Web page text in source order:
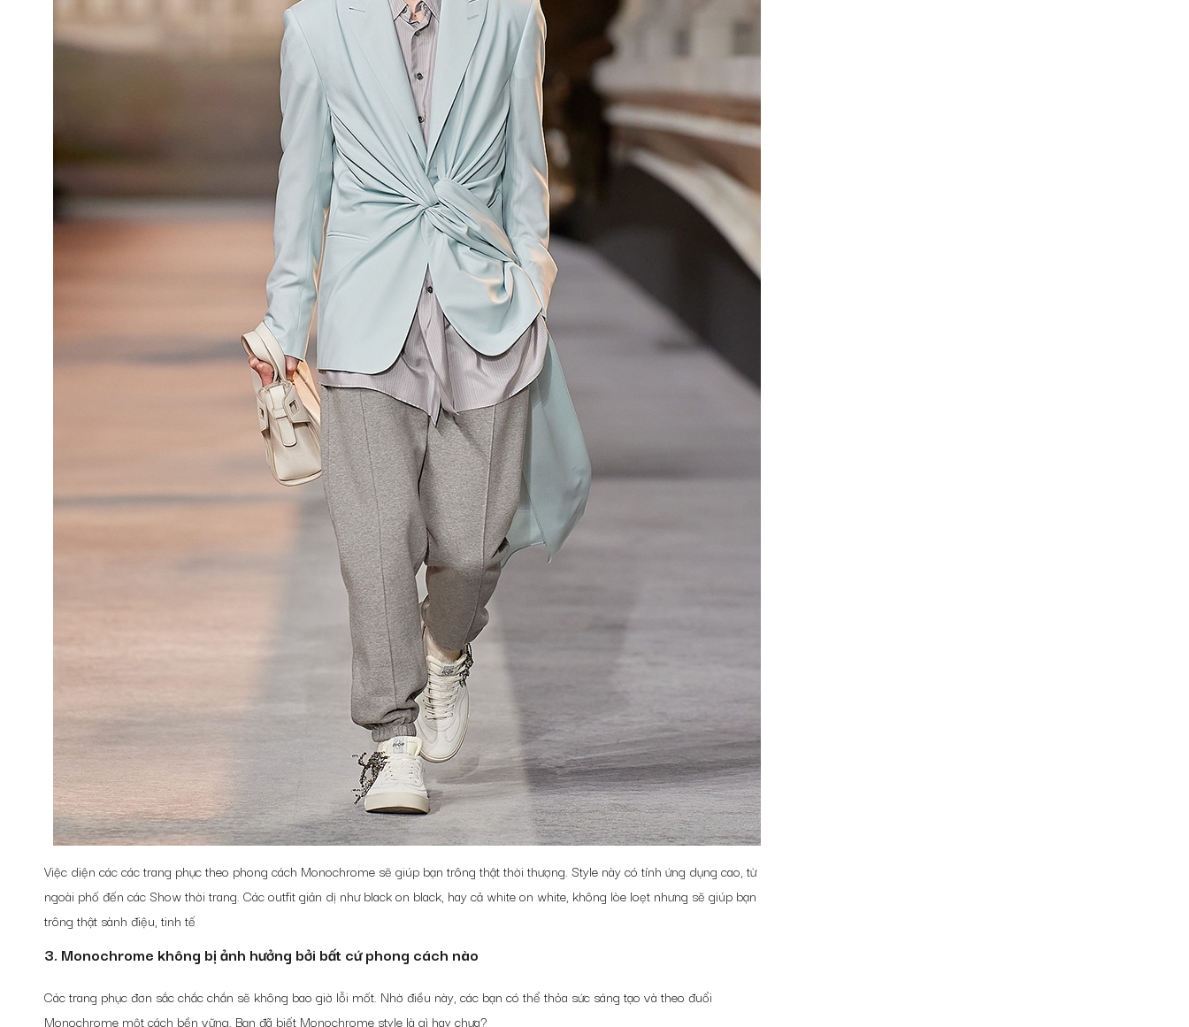
Việc diện các các trang phục theo phong cách Monochrome sẽ giúp bạn trông thật thời thượng. Style này có tính ứng dụng cao, từ
ngoài phố đến các Show thời trang. Các outfit giản dị như black on black, hay cả white on white, không lòe loẹt nhưng sẽ giúp bạn
trông thật sành điệu, tinh tế
3. Monochrome không bị ảnh hưởng bởi bất cứ phong cách nào
Các trang phục đơn sắc chắc chắn sẽ không bao giờ lỗi mốt. Nhờ điều này, các bạn có thể thỏa sức sáng tạo và theo đuổi
Monochrome một cách bền vững. Bạn đã biết Monochrome style là gì hay chưa?